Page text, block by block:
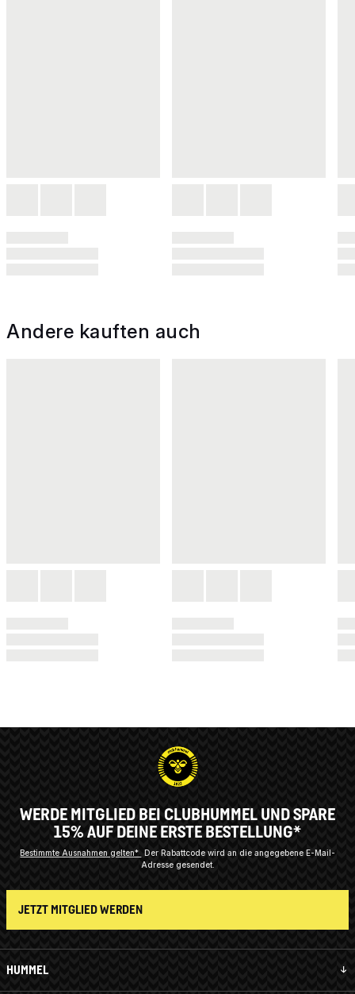
Andere kauften auch
HUMMEL
WERDE MITGLIED BEI CLUBHUMMEL UND SPARE
15% AUF DEINE ERSTE BESTELLUNG*
Bestimmte Ausnahmen gelten*
Der Rabattcode wird an die angegebene E-Mail-
Adresse gesendet.
JETZT MITGLIED WERDEN